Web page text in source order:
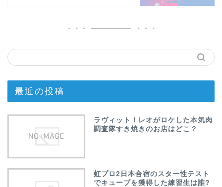
最近の投稿
ラヴィット！レオがロケした本気肉
調査隊すき焼きのお店はどこ？
虹プロ2日本合宿のスター性テスト
でキューブを獲得した練習生は誰?